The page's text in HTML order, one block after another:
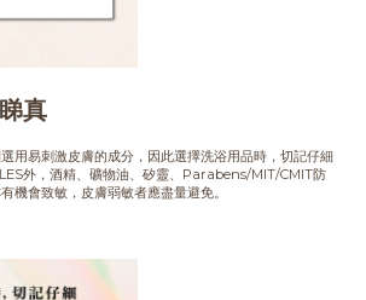
真
用易刺激皮膚的成分，因此選擇洗浴用品時，切記仔細
外，酒精、礦物油、矽靈、Parabens/MIT/CMIT防
機會致敏，皮膚弱敏者應盡量避免。